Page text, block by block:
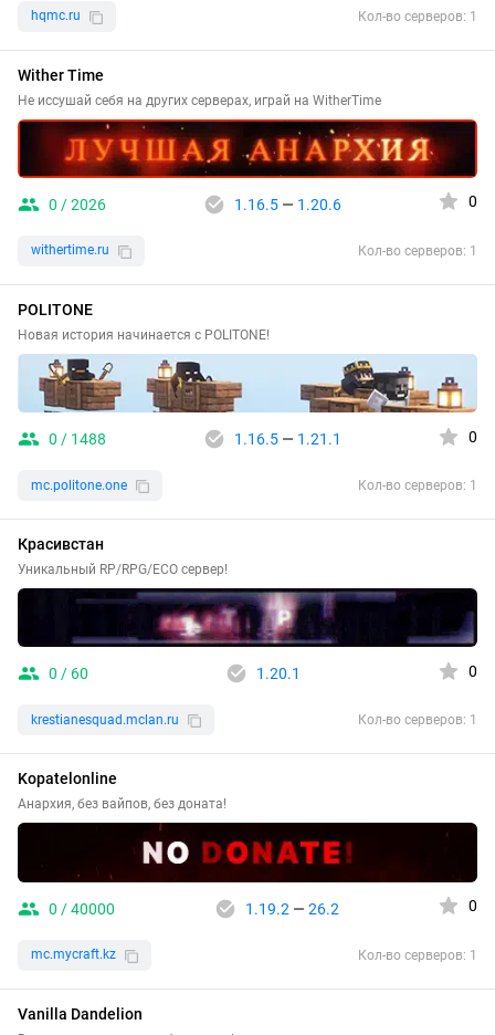
hqmc.ru Кол-во серверов: 1
Wither Time
Не иссушай себя на других серверах, играй на WitherTime
0 / 2026 1.16.5— 1.20.6 0
withertime.ru Кол-во серверов: 1
POLITONE
Новая история начинается с POLITONE!
0 / 1488 1.16.5— 1.21.1 0
mc.politone.one Кол-во серверов: 1
Красивстан
Уникальный RP/RPG/ECO сервер!
0 / 60 1.20.1 0
krestianesquad.mclan.ru Кол-во серверов: 1
Kopatelonline
Анархия, без вайпов, без доната!
0 / 40000 1.19.2 — 26.2 0
mc.mycraft.kz Кол-во серверов: 1
Vanilla Dandelion